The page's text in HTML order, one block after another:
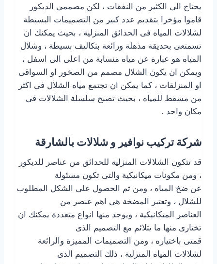
يحتاج الى الكثير من النفقات ، لكن مصممى الديكور
قاموا مؤخرا بتقديم عدد كبير من التصميمات البسيطة
لشلالات المياه فى الحدائق المنزلية ، بحيث يمكنك ان
تسمتعى بحديقة مذهلة ورائعة بتكاليف بسيطة ، وشلال
المياه هو عبارة عن مياه منسابة من اعلى الى اسفل ،
ويمكن ان يكون الشلال مصمم من الصخور او السواقى
او المنزلقات ، كما يمكن ان تجتمع مياه الشلال فى اكثر
من مسقط للمياه ، بحيث تصبح سلسلة الشلالات فى
مكان واحد .
شركة تركيب نوافير و شلالات بالشارقة
قد تتكون الشلالات المنزلية للحدائق من عناصر للديكور
، ومن مكونات ميكانيكية والتى تكون مسئولة
عن ضخ المياه ، ومن ثم الحصول على الشكل المطلوب
للشلال ، وتعتبر المضخة هى اهم عنصر من
العناصر الميكانيكية ، ويوجد منها انواع متعددة يمكنك ان
تختارى منها ما يتلائم مع التصميم الذى
قمتى باختياره ، ومن التصميمات المميزة والرائعة
لشلالات المياه المنزلية ، ذلك التصميم الذى